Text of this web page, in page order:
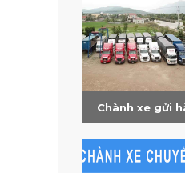
Chành xe gửi